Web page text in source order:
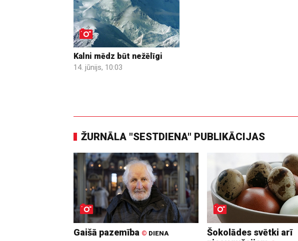
Kalni mēdz būt nežēlīgi
14. jūnijs, 10:03
ŽURNĀLA "SESTDIENA" PUBLIKĀCIJAS
Gaišā pazemība © DIENA
Šokolādes svētki arī